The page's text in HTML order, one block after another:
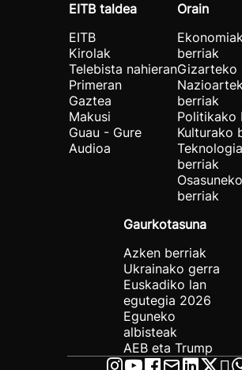
EITB taldea
EITB
Kirolak
Telebista nahieran
Primeran
Gaztea
Makusi
Guau - Gure
Audioa
Orain
berriak
Gizarteko
berriak
Politikako
Kulturako
berriak
Osasuneko
berriak
Gaurkotasuna
Azken berriak
Ukrainako gerra
Euskadiko lan
egutegia 2026
Eguneko
albisteak
AEB eta Trump